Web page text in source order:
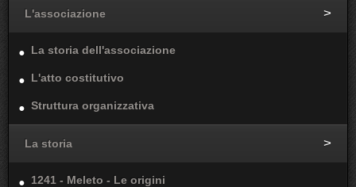
L'associazione
La storia dell'associazione
L'atto costitutivo
Struttura organizzativa
La storia
1241 - Meleto - Le origini